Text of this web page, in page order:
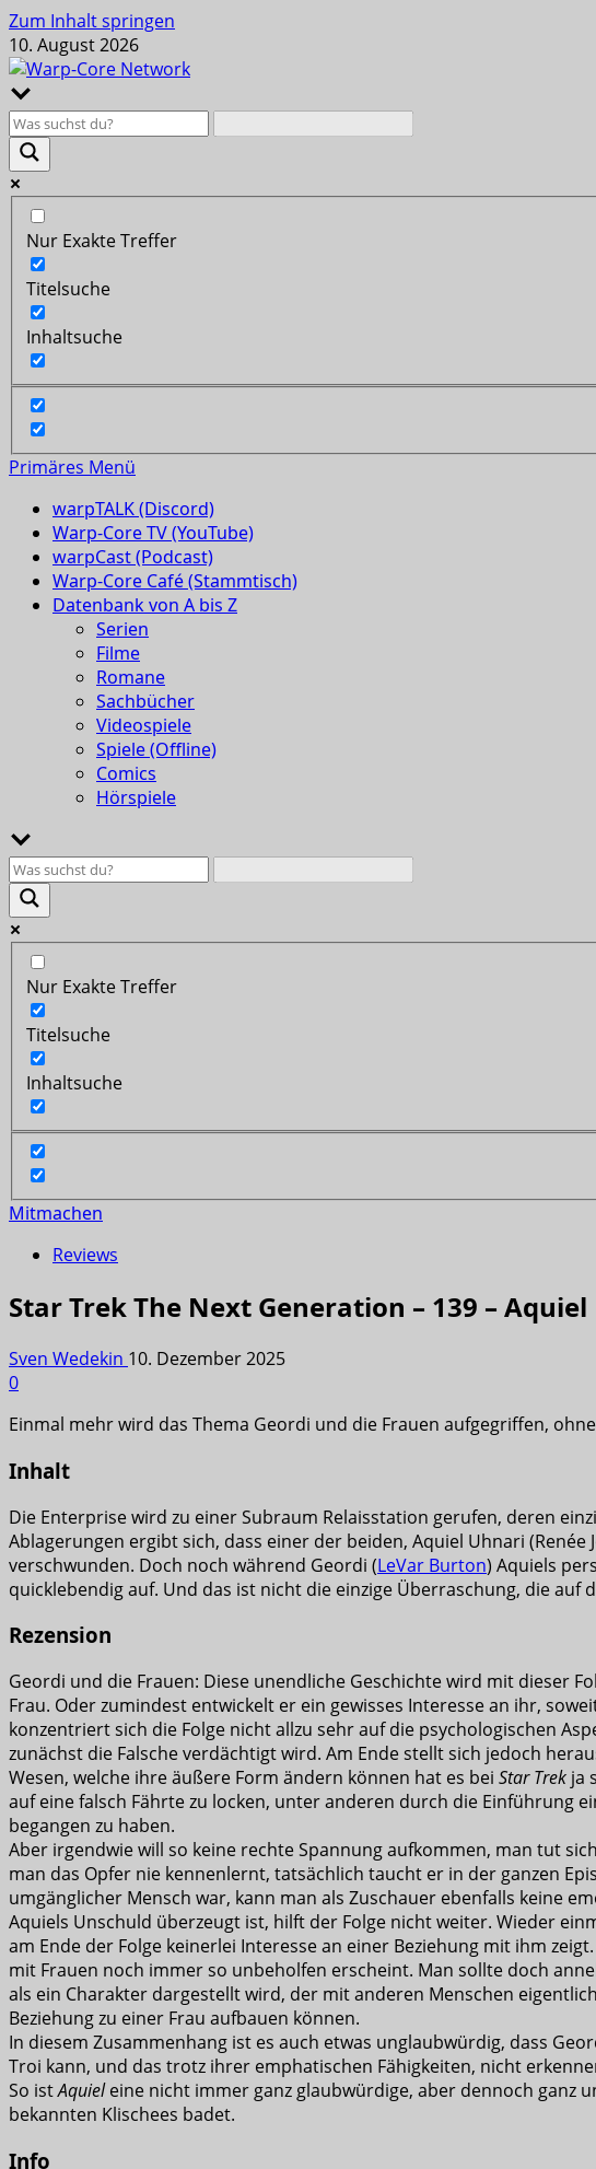
Zum Inhalt springen
10. August 2026
Nur Exakte Treffer
Titelsuche
Inhaltsuche
Primäres Menü
warpTALK (Discord)
Warp-Core TV (YouTube)
warpCast (Podcast)
Warp-Core Café (Stammtisch)
Datenbank von A bis Z
Serien
Filme
Romane
Sachbücher
Videospiele
Spiele (Offline)
Comics
Hörspiele
Nur Exakte Treffer
Titelsuche
Inhaltsuche
Mitmachen
Reviews
Star Trek The Next Generation – 139 – Aquiel
Sven Wedekin 10. Dezember 2025
0
Einmal mehr wird das Thema Geordi und die Frauen aufgegriffen,
Inhalt
Die Enterprise wird zu einer Subraum Relaisstation gerufen, deren
Ablagerungen ergibt sich, dass einer der beiden, Aquiel Uhnari
verschwunden. Doch noch während Geordi (LeVar Burton) Aquiels
quicklebendig auf. Und das ist nicht die einzige Überraschung, die auf
Rezension
Geordi und die Frauen: Diese unendliche Geschichte wird mit dieser
Frau. Oder zumindest entwickelt er ein gewisses Interesse an ihr,
konzentriert sich die Folge nicht allzu sehr auf die psychologischen
zunächst die Falsche verdächtigt wird. Am Ende stellt sich jedoch
Wesen, welche ihre äußere Form ändern können hat es bei Star Trek ja
auf eine falsch Fährte zu locken, unter anderen durch die Einführung
begangen zu haben.
Aber irgendwie will so keine rechte Spannung aufkommen, man tut
man das Opfer nie kennenlernt, tatsächlich taucht er in der ganzen
umgänglicher Mensch war, kann man als Zuschauer ebenfalls keine
Aquiels Unschuld überzeugt ist, hilft der Folge nicht weiter. Wieder
am Ende der Folge keinerlei Interesse an einer Beziehung mit ihm
mit Frauen noch immer so unbeholfen erscheint. Man sollte doch
als ein Charakter dargestellt wird, der mit anderen Menschen
Beziehung zu einer Frau aufbauen können.
In diesem Zusammenhang ist es auch etwas unglaubwürdig, dass
Troi kann, und das trotz ihrer emphatischen Fähigkeiten, nicht
So istAquieleine nicht immer ganz glaubwürdige, aber dennoch ganz
bekannten Klischees badet.
Info